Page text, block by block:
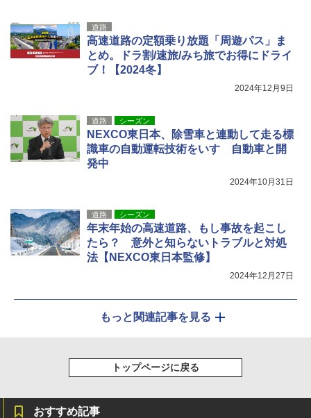
道路
高速道路の定額乗り放題「周遊パス」ま
とめ。ドラ割/速旅/みち旅でお得にドライ
ブ！【2024冬】
2024年12月9日
道路 シーズン
NEXCO東日本、除雪車と連動して走る標
識車の自動運転技術をいすゞ自動車と開
発中
2024年10月31日
道路 シーズン
年末年始の高速道路、もし事故を起こし
たら？ 意外と知らないトラブルと対処
法【NEXCO東日本監修】
2024年12月27日
もっと関連記事を見る
トップページに戻る
おすすめ記事